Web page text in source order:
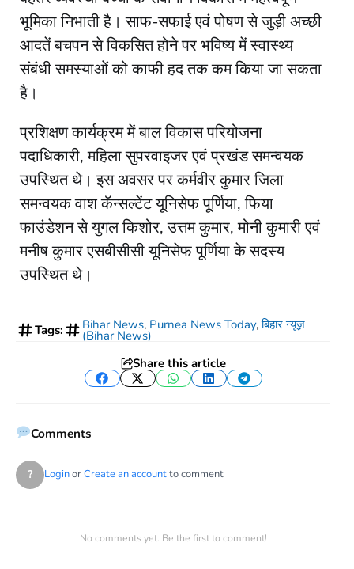
भूमिका निभाती है। साफ-सफाई एवं पोषण से जुड़ी अच्छी
आदतें बचपन से विकसित होने पर भविष्य में स्वास्थ्य
संबंधी समस्याओं को काफी हद तक कम किया जा सकता
है।
प्रशिक्षण कार्यक्रम में बाल विकास परियोजना
पदाधिकारी, महिला सुपरवाइजर एवं प्रखंड समन्वयक
उपस्थित थे। इस अवसर पर कर्मवीर कुमार जिला
समन्वयक वाश कॅन्सल्टेंट यूनिसेफ पूर्णिया, फिया
फाउंडेशन से युगल किशोर, उत्तम कुमार, मोनी कुमारी एवं
मनीष कुमार एसबीसीसी यूनिसेफ पूर्णिया के सदस्य
उपस्थित थे।
Tags: Bihar News, Purnea News Today,बिहार न्यूज़
(Bihar News)
Share this article
Facebook
TwitterWhatsApp
LinkedInTelegram
Comments
? LoginorCreate an accountto comment
No comments yet. Be the first to comment!